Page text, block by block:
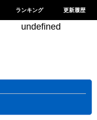
ランキング 更新履歴
undefined